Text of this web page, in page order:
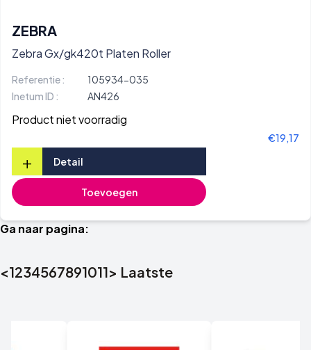
ZEBRA
Zebra Gx/gk420t Platen Roller
Referentie :
105934-035
Inetum ID :
AN426
Product niet voorradig
€19,17
+ Detail
Toevoegen
Ga naar pagina:
<1234567891011> Laatste